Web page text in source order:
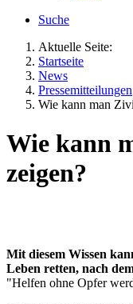
Suche
Aktuelle Seite:
Startseite
News
Pressemitteilungen
Wie kann man
Wie kann
zeigen?
Mit diesem Wissen
Leben retten, nach
"Helfen ohne Opfer